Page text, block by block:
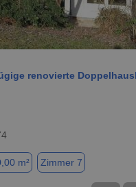
renovierte
m² Zimmer 7